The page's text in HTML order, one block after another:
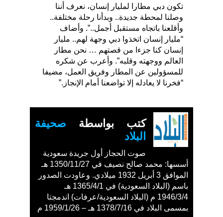
تكون دبي مطارا لمليار إنسان، نعرف أننا
وصلنا لمحطة جديدة.. وبدأنا رحلة مختلفة..
وأقلعنا باتجاه مستقبل أجمل..”. وأضاف
“مليار إنسان اتخذوا دبي وجهة لهم.. مليار
إنسان كنا جزءا من قصتهم … نحن مطار
العالم ووجهته وقلبه”. وأعرب عن شكره
للمسؤولين عن المطار وفريق العمل، مضيفا
“فخرنا لا يعادله إلا تواضعنا أمام الإنجاز.”
كتب بواسطة صحيفة
البلاد
صوت الحجاز أول جريدة سعودية
أسسها: محمد صالح نصيف في 1350/11/27 هـ
الموافق 3 أبريل 1932 ميلادي. وعاودت الصدور
باسم (البلاد السعودية) في 1365/4/1 هـ
1946/3/4 م (البلاد السعودية/عرفات) اندمجتا
بمسمى البلاد في 1378/7/16 هـ – 1959/1/26 م